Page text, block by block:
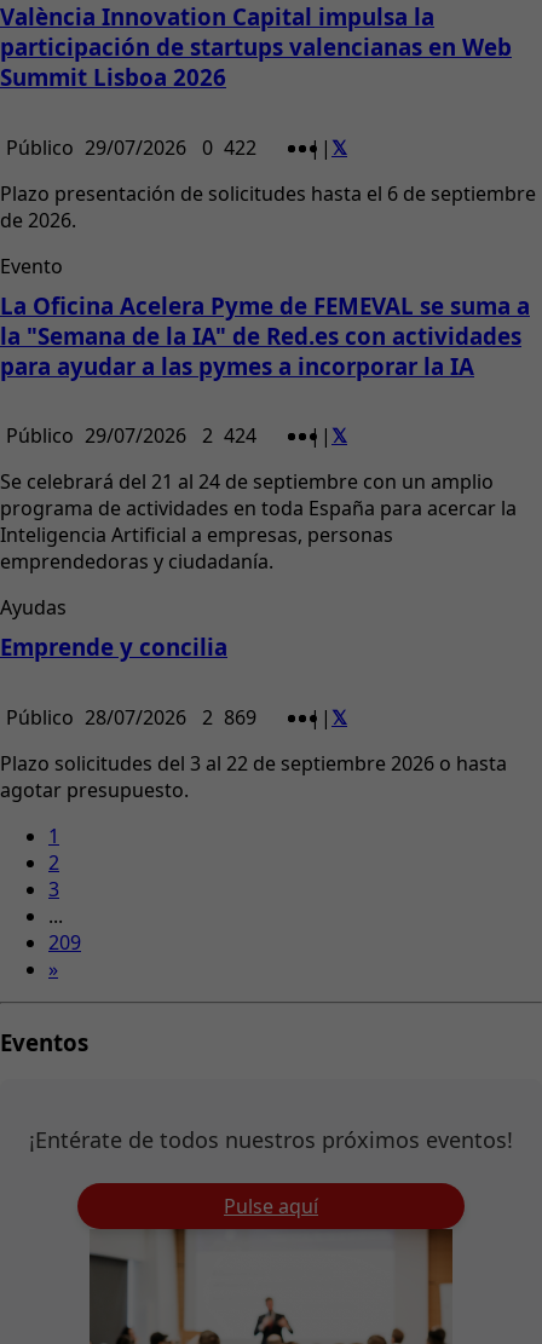
València Innovation Capital impulsa la
participación de startups valencianas en Web
Summit Lisboa 2026
Público 29/07/2026 0 422 | |
Plazo presentación de solicitudes hasta el 6 de septiembre
de 2026.
Evento
La Oficina Acelera Pyme de FEMEVAL se suma a
la "Semana de la IA" de Red.es con actividades
para ayudar a las pymes a incorporar la IA
Público 29/07/2026 2 424 | |
Se celebrará del 21 al 24 de septiembre con un amplio
programa de actividades en toda España para acercar la
Inteligencia Artificial a empresas, personas
emprendedoras y ciudadanía.
Ayudas
Emprende y concilia
Público 28/07/2026 2 869 | |
Plazo solicitudes del 3 al 22 de septiembre 2026 o hasta
agotar presupuesto.
1
2
3
...
209
»
Eventos
¡Entérate de todos nuestros próximos eventos!
Pulse aquí